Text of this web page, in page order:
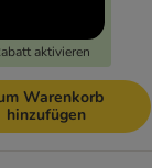
aktivieren
Warenkorb
hinzufügen